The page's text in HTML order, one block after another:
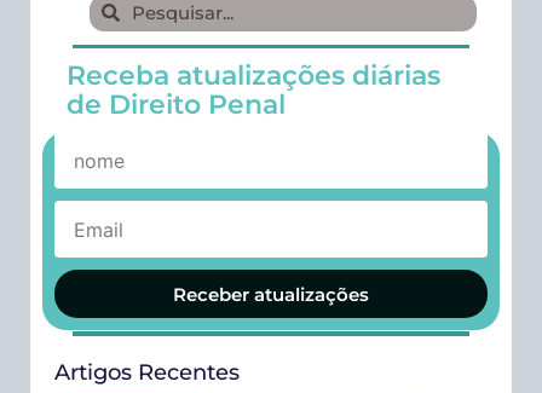
Receba atualizações diárias
de Direito Penal
Receber atualizações
Artigos Recentes